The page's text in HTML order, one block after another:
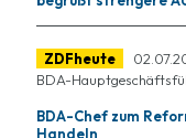
ZDFheute
BDA-
BDA-Chef zum
Handeln